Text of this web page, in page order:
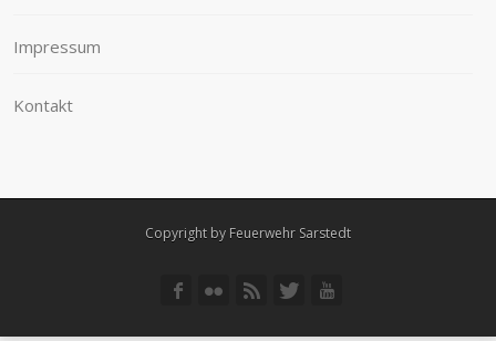
Impressum
Kontakt
Copyright by Feuerwehr Sarstedt